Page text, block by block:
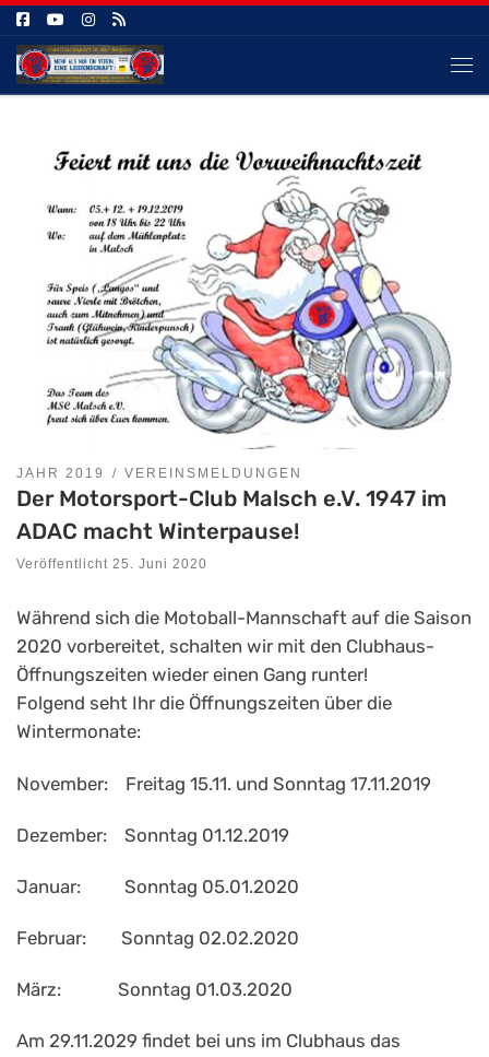
Zum Inhalt springen
JAHR 2019 VEREINSMELDUNGEN
Der Motorsport-Club Malsch e.V. 1947 im
ADAC macht Winterpause!
Veröffentlicht 25. Juni 2020
Während sich die Motoball-Mannschaft auf die Saison
2020 vorbereitet, schalten wir mit den Clubhaus-
Öffnungszeiten wieder einen Gang runter!
Folgend seht Ihr die Öffnungszeiten über die
Wintermonate:
November: Freitag 15.11. und Sonntag 17.11.2019
Dezember: Sonntag 01.12.2019
Januar: Sonntag 05.01.2020
Februar: Sonntag 02.02.2020
März: Sonntag 01.03.2020
Am 29.11.2029 findet bei uns im Clubhaus das